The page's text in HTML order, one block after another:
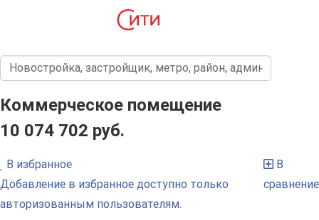
Коммерческое помещение
10 074 702 руб.
В избранное
Добавление в избранное доступно только
авторизованным пользователям.
В
сравнение